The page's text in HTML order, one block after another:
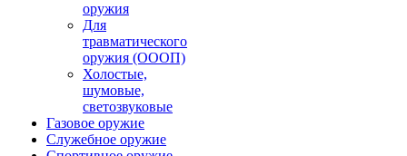
оружия
Для
травматического
оружия (ОООП)
Холостые,
шумовые,
светозвуковые
Газовое оружие
Служебное оружие